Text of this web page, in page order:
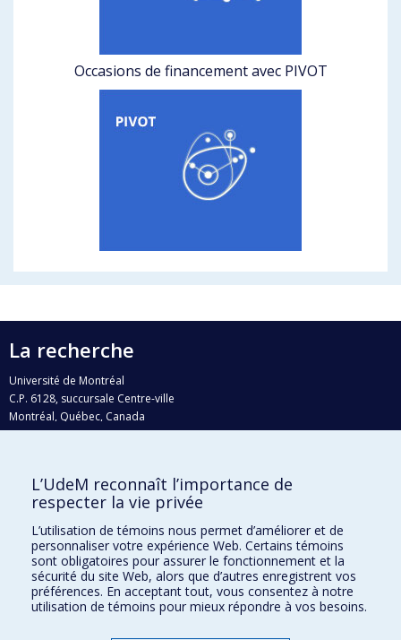
Occasions de financement avec PIVOT
La recherche
Université de Montréal
C.P. 6128, succursale Centre-ville
Montréal, Québec, Canada
H3C 3J7
Qui fait quoi?
Nous trouver
Plan du site
Accessibilité
L’UdeM reconnaît l’importance de
respecter la vie privée
L’utilisation de témoins nous permet d’améliorer et de
personnaliser votre expérience Web. Certains témoins
sont obligatoires pour assurer le fonctionnement et la
sécurité du site Web, alors que d’autres enregistrent vos
préférences. En acceptant tout, vous consentez à notre
utilisation de témoins pour mieux répondre à vos besoins.